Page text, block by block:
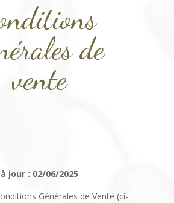
de
vente
jour : 02/06/2025
Générales de Vente (ci-